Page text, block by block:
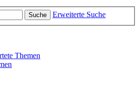
Suche Erweiterte Suche
Themen